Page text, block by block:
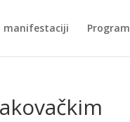
manifestaciji Program